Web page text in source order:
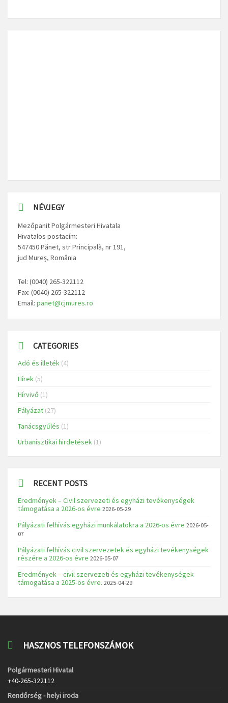
NÉVJEGY
Mezőpanit Polgármesteri Hivatala
Hivatalos postacím:
547450 Pănet, str Principală, nr 191,
jud Mureș, România
Tel: (0040) 265-322112
Fax: (0040) 265-322112
Email: panet@cjmures.ro
CATEGORIES
Adó és illeték (4)
Hírek (5)
Hírvivő (1)
Pályázat (27)
Tanácsgyűlés (1)
Urbanisztikai hirdetések (1)
RECENT POSTS
Eredmények – Civil szervezeti és egyházi tevékenységek
támogatása a 2026-os évre 2026-05-29
Pályázati felhívás egyházi munkálatokra a 2026-os évre 2026-05-
07
Pályázati felhívás civil szervezetek és egyházi tevékenységek
részére a 2026-os évre 2026-05-07
Eredmények – civil szervezeti és egyházi tevékenységek
támogatása a 2025-ös évre. 2025-04-29
HASZNOS TELEFONSZÁMOK
Polgármesteri Hivatal
+40-265-322112
Rendőrség - helyi iroda